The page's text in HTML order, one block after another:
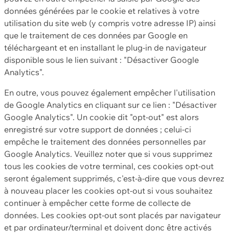
données générées par le cookie et relatives à votre
utilisation du site web (y compris votre adresse IP) ainsi
que le traitement de ces données par Google en
téléchargeant et en installant le plug-in de navigateur
disponible sous le lien suivant : "Désactiver Google
Analytics".
En outre, vous pouvez également empêcher l'utilisation
de Google Analytics en cliquant sur ce lien : "Désactiver
Google Analytics". Un cookie dit "opt-out" est alors
enregistré sur votre support de données ; celui-ci
empêche le traitement des données personnelles par
Google Analytics. Veuillez noter que si vous supprimez
tous les cookies de votre terminal, ces cookies opt-out
seront également supprimés, c'est-à-dire que vous devrez
à nouveau placer les cookies opt-out si vous souhaitez
continuer à empêcher cette forme de collecte de
données. Les cookies opt-out sont placés par navigateur
et par ordinateur/terminal et doivent donc être activés